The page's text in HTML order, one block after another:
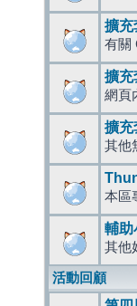
擴充
有關
擴充
網頁
擴充
其他
本區
輔助
其他
活動回顧